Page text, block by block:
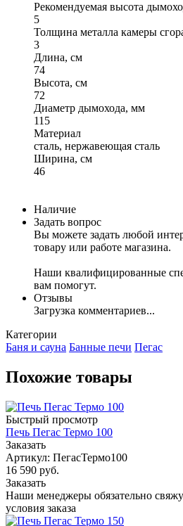
Рекомендуемая высота
5
Толщина металла камеры
3
Длина, см
74
Высота, см
72
Диаметр дымохода, мм
115
Материал
сталь, нержавеющая сталь
Ширина, см
46
Наличие
Задать вопрос
Вы можете задать любой
товару или работе магазина.
Наши квалифицированные
вам помогут.
Отзывы
Загрузка комментариев...
Категории
Баня и сауна Банные печи Пегас
Похожие товары
Быстрый просмотр
Печь Пегас Термо 100
Заказать
Артикул: ПегасТермо100
16 590 руб.
Заказать
Наши менеджеры обязательно
условия заказа